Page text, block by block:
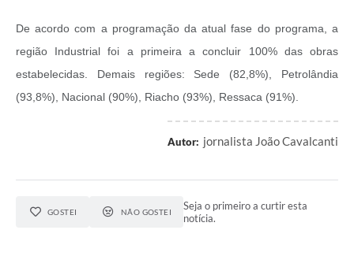
De acordo com a programação da atual fase do programa, a
região Industrial foi a primeira a concluir 100% das obras
estabelecidas. Demais regiões: Sede (82,8%), Petrolândia
(93,8%), Nacional (90%), Riacho (93%), Ressaca (91%).
Autor: jornalista João Cavalcanti
GOSTEI NÃO GOSTEI
Seja o primeiro a curtir esta
notícia.